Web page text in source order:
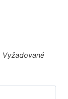
Vyžadované